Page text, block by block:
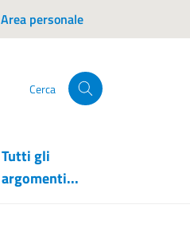
Area personale
Cerca
Tutti gli
argomenti...